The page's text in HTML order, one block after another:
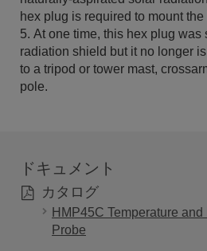
hex plug is required to mount
5. At one time, this hex plug was
radiation shield but it no longer
to a tripod or tower mast,
pole.
ドキュメント
カタログ
HMP45C Temperature
Probe